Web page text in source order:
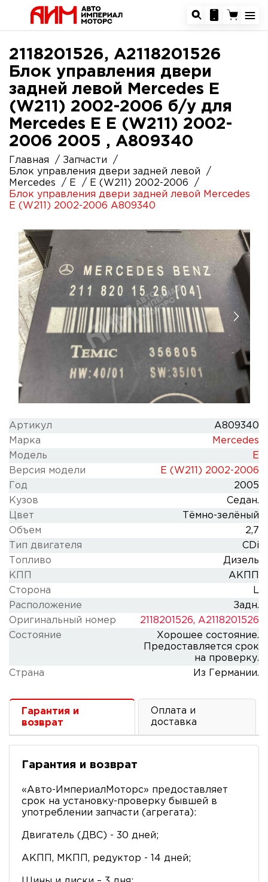
2118201526, A2118201526
Блок управления двери
задней левой Mercedes E
(W211) 2002-2006 б/у для
Mercedes E E (W211) 2002-
2006 2005 , A809340
Главная
Запчасти
Блок управления двери задней левой
Mercedes
E
E (W211) 2002-2006
Блок управления двери задней левой Mercedes
E (W211) 2002-2006 A809340
Артикул
A809340
Марка
Mercedes
Модель
E
Версия модели
E (W211) 2002-2006
Год
2005
Кузов
Седан.
Цвет
Тёмно-зелёный
Объем
2,7
Тип двигателя
CDi
Топливо
Дизель
КПП
АКПП
Сторона
L
Расположение
Задн.
Оригинальный номер
2118201526, A2118201526
Состояние
Хорошее состояние.
Предоставляется срок
на проверку.
Cтрана
Из Германии.
Гарантия и
возврат
Оплата и
доставка
Гарантия и возврат
«Авто-ИмпериалМоторс» предоставляет
срок на установку-проверку бывшей в
употреблении запчасти (агрегата):
Двигатель (ДВС) - 30 дней;
АКПП, МКПП, редуктор - 14 дней;